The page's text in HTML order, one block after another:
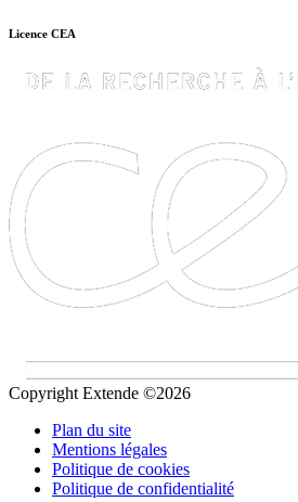
Licence CEA
Copyright Extende ©2026
Plan du site
Mentions légales
Politique de cookies
Politique de confidentialité